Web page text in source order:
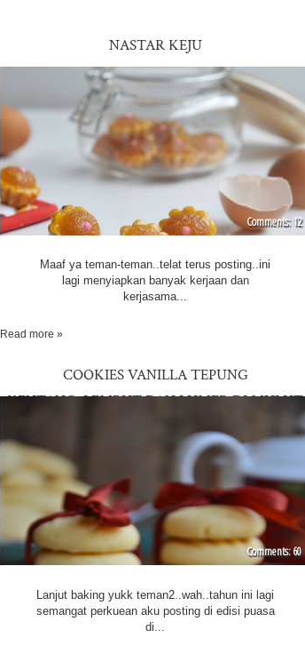
NASTAR KEJU
Maaf ya teman-teman..telat terus posting..ini
lagi menyiapkan banyak kerjaan dan
kerjasama...
12
Read more »
COOKIES VANILLA TEPUNG
KENTANG..LEMBUT DAN LUMER DI MULUT
Lanjut baking yukk teman2..wah..tahun ini lagi
semangat perkuean aku posting di edisi puasa
di...
60